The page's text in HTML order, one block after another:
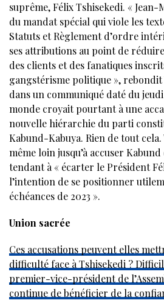
suprême, Félix Tshisekedi. «
du mandat spécial qui viole les
Statuts et Règlement d’ordre
ses attributions au point de
des clients et des fanatiques
gangstérisme politique », rebondit
dans un communiqué daté du
monde croyait pourtant à une
nouvelle hiérarchie du parti
Kabund-Kabuya. Rien de tout cela.
même loin jusqu’à accuser
tendant à « écarter le Président
l’intention de se positionner
échéances de 2023 ».
Union sacrée
Ces accusations peuvent elles
difficulté face à Tshisekedi ?
premier-vice-président de
continue de bénéficier de la